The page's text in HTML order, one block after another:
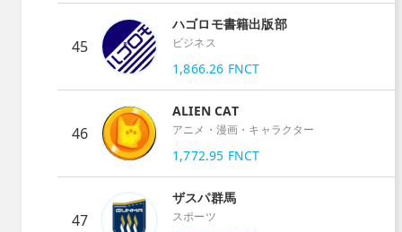
45
ハゴロモ書籍出版部
ビジネス
1,866.26 FNCT
46
ALIEN CAT
アニメ・漫画・キャラクター
1,772.95 FNCT
47
ザスパ群馬
スポーツ